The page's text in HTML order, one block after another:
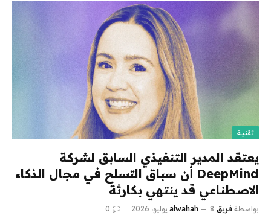
تقنية
يعتقد المدير التنفيذي السابق لشركة
DeepMind أن سباق التسلح في مجال الذكاء
الاصطناعي قد ينتهي بكارثة
بواسطة فريق alwahah 8 يوليو، 2026 0